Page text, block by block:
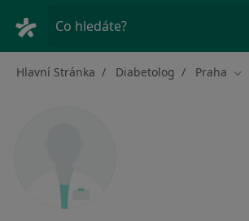
Co hledáte?
Hlavní Stránka Diabetolog Praha